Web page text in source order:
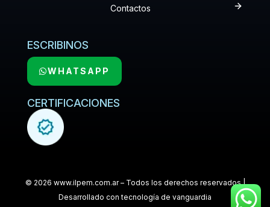
Contactos
ESCRIBINOS
WHATSAPP
CERTIFICACIONES
© 2026 www.ilpem.com.ar – Todos los derechos reservados |
Desarrollado con tecnología de vanguardia